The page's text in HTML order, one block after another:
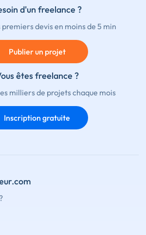
d'un freelance ?
premiers devis en moins de 5 min
Publier un projet
êtes freelance ?
milliers de projets chaque mois
Inscription gratuite